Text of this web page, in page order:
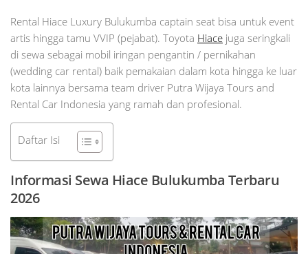
Rental Hiace Luxury Bulukumba captain seat bisa untuk event
artis hingga tamu VVIP (pejabat). Toyota Hiace juga seringkali
di sewa sebagai mobil iringan pengantin / pernikahan
(wedding car rental) baik pemakaian dalam kota hingga ke luar
kota lainnya bersama team driver Putra Wijaya Tours and
Rental Car Indonesia yang ramah dan profesional.
Daftar Isi
Informasi Sewa Hiace Bulukumba Terbaru
2026